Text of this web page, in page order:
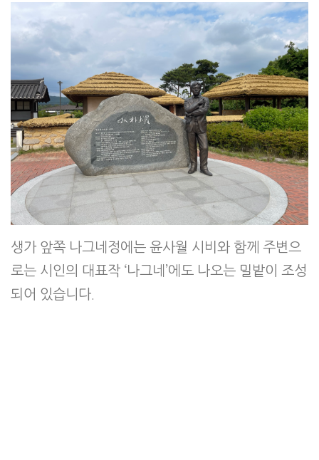
생가 앞쪽 나그네정에는 윤사월 시비와 함께 주변으
로는 시인의 대표작 ‘나그네’에도 나오는 밀밭이 조성
되어 있습니다.